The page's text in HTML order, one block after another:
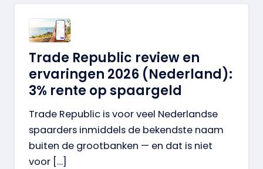
Trade Republic review en
ervaringen 2026 (Nederland):
3% rente op spaargeld
Trade Republic is voor veel Nederlandse
spaarders inmiddels de bekendste naam
buiten de grootbanken — en dat is niet
voor […]